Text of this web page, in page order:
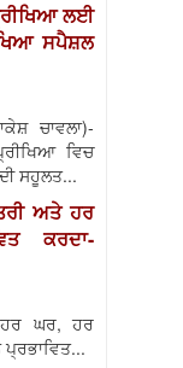
ਲਈ
ਸਪੈਸ਼ਲ
ਚਾਵਲਾ)-
ਵਿਚ
ਸਹੂਲਤ...
ਅਤੇ ਹਰ
ਕਰਦਾ-
ਘਰ, ਹਰ